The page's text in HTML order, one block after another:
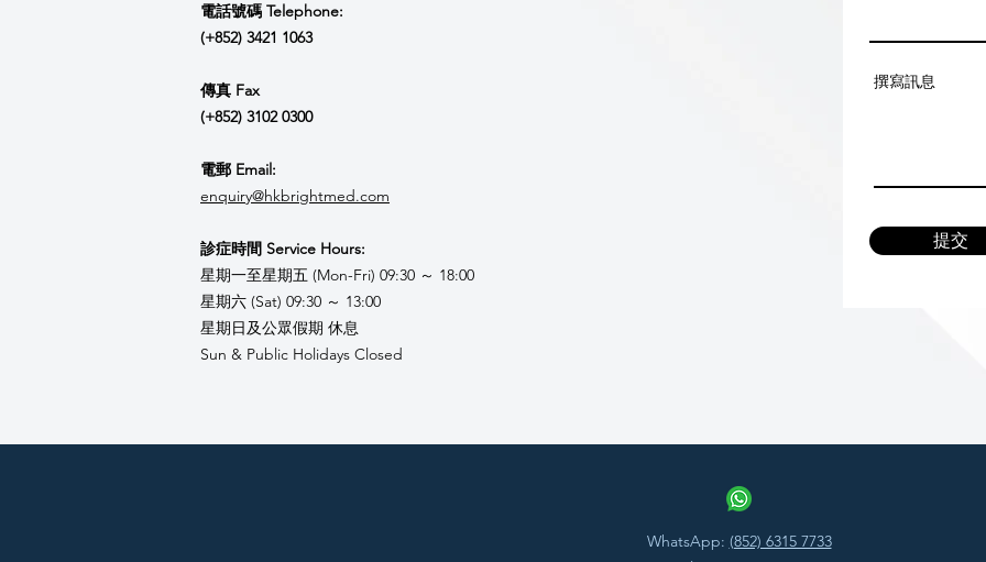
電話號碼 Telephone:
(+852) 3421 1063
傳真 Fax
(+852) 3102 0300
電郵 Email:
enquiry@hkbrightmed.com
診症時間 Service Hours:
星期一至星期五 (Mon-Fri) 09:30 ～ 18:00
星期六 (Sat) 09:30 ～ 13:00
星期日及公眾假期 休息
Sun & Public Holidays Closed
撰寫訊息
提交
WhatsApp: (852) 6315 7733